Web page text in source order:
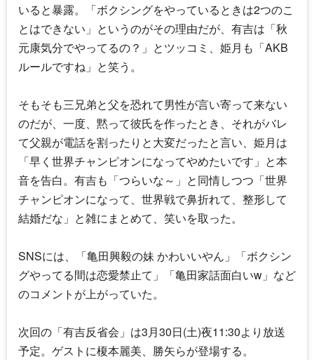
いると暴露。「ボクシングをやっているときは2つのこ
とはできない」というのがその理由だが、有吉は「秋
元康気分でやってるの？」とツッコミ、姫月も「AKB
ルールですね」と笑う。
そもそも三兄弟と父を恐れて男性が言い寄って来ない
のだが、一度、黙って彼氏を作ったとき、それがバレ
て父親が電話を割ったりと大変だったと言い、姫月は
「早く世界チャンピオンになってやめたいです」と本
音を告白。有吉も「つらいな～」と同情しつつ「世界
チャンピオンになって、世界戦で鼻折れて、整形して
結婚だな」と雑にまとめて、笑いを取った。
SNSには、「亀田興毅の妹 かわいいやん」「ボクシン
グやってる間は恋愛禁止て」「亀田家話面白いw」など
のコメントが上がっていた。
次回の「有吉反省会 」は3月30日(土)夜11:30より放送
予定。ゲストに榎本麗美、勝矢らが登場する。